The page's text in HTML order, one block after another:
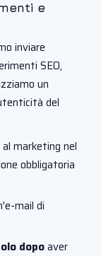
e
inviare
SEO,
un
del
marketing nel
obbligatoria
mail di
dopoaver